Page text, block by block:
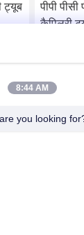
ट्यूब
पीपी पीसी
कैपिलरी
8:44 AM
you looking